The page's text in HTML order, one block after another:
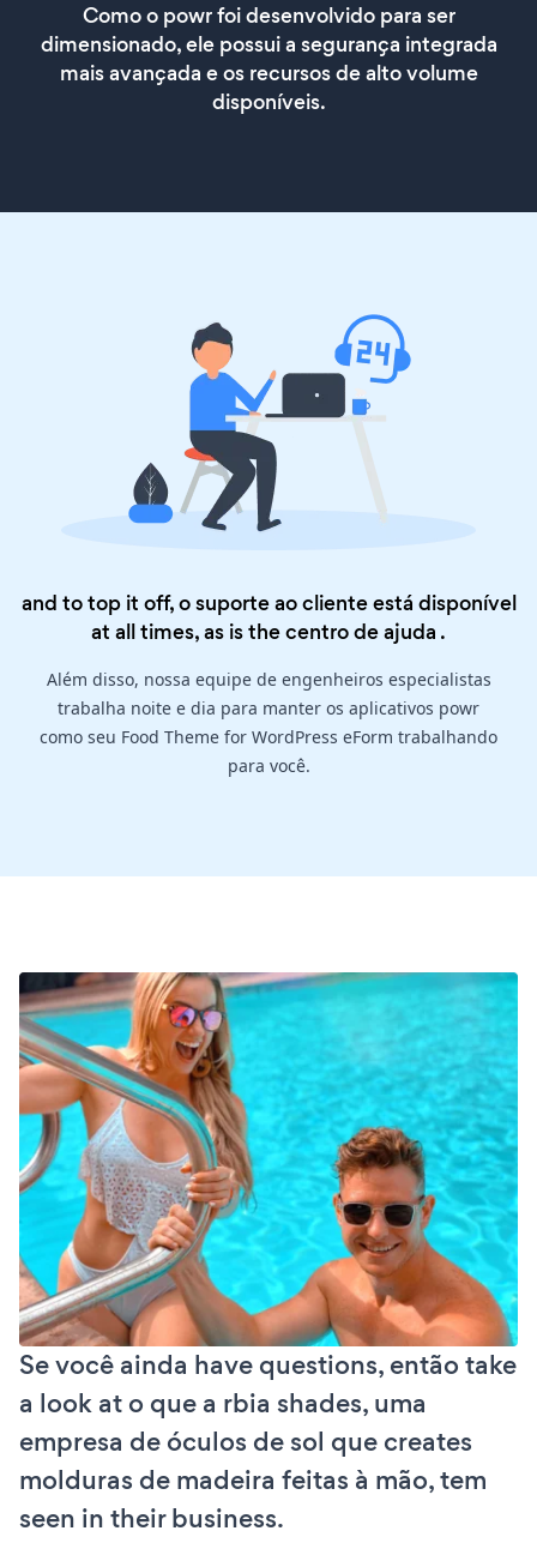
Como o powr foi desenvolvido para ser
dimensionado, ele possui a segurança integrada
mais avançada e os recursos de alto volume
disponíveis.
and to top it off, o suporte ao cliente está disponível
at all times, as is thecentro de ajuda .
Além disso, nossa equipe de engenheiros especialistas
trabalha noite e dia para manter os aplicativos powr
como seu Food Theme for WordPress eForm trabalhando
para você.
Se você ainda have questions, então take
a look at o que a rbia shades, uma
empresa de óculos de sol que creates
molduras de madeira feitas à mão, tem
seen in their business.